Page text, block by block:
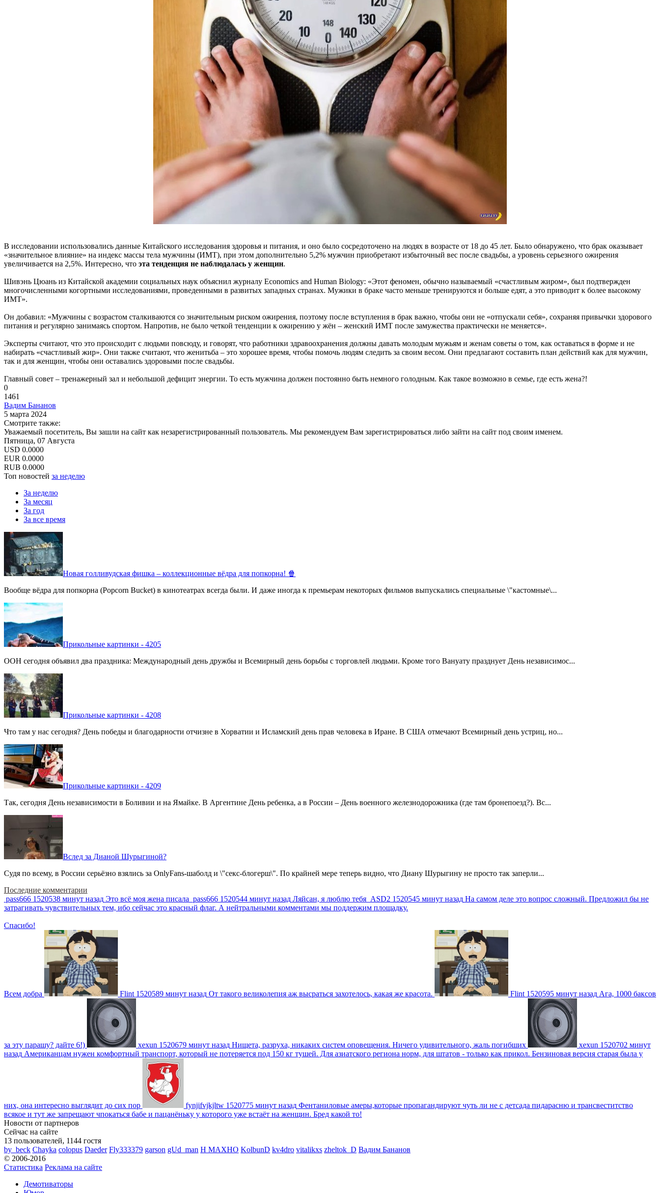
В исследовании использовались данные Китайского исследования здоровья и питания, и оно было сосредоточено на людях в возрасте от 18 до 45 лет. Было обнаружено, что брак оказывает
«значительное влияние» на индекс массы тела мужчины (ИМТ), при этом дополнительно 5,2% мужчин приобретают избыточный вес после свадьбы, а уровень серьезного ожирения
увеличивается на 2,5%. Интересно, что эта тенденция не наблюдалась у женщин.
Шивэнь Цюань из Китайской академии социальных наук объяснил журналу Economics and Human Biology: «Этот феномен, обычно называемый «счастливым жиром», был подтвержден
многочисленными когортными исследованиями, проведенными в развитых западных странах. Мужики в браке часто меньше тренируются и больше едят, а это приводит к более высокому
ИМТ».
Он добавил: «Мужчины с возрастом сталкиваются со значительным риском ожирения, поэтому после вступления в брак важно, чтобы они не «отпускали себя», сохраняя привычки здорового
питания и регулярно занимаясь спортом. Напротив, не было четкой тенденции к ожирению у жён – женский ИМТ после замужества практически не меняется».
Эксперты считают, что это происходит с людьми повсюду, и говорят, что работники здравоохранения должны давать молодым мужьям и женам советы о том, как оставаться в форме и не
набирать «счастливый жир». Они также считают, что женитьба – это хорошее время, чтобы помочь людям следить за своим весом. Они предлагают составить план действий как для мужчин,
так и для женщин, чтобы они оставались здоровыми после свадьбы.
Главный совет – тренажерный зал и небольшой дефицит энергии. То есть мужчина должен постоянно быть немного голодным. Как такое возможно в семье, где есть жена?!
0
1461
Вадим Бананов
5 марта 2024
Смотрите также:
Уважаемый посетитель, Вы зашли на сайт как незарегистрированный пользователь. Мы рекомендуем Вам зарегистрироваться либо зайти на сайт под своим именем.
Пятница, 07 Августа
USD 0.0000
EUR 0.0000
RUB 0.0000
Топ новостей за неделю
За неделю
За месяц
За год
За все время
Новая голливудская фишка – коллекционные вёдра для попкорна! 🍿
Вообще вёдра для попкорна (Popcorn Bucket) в кинотеатрах всегда были. И даже иногда к премьерам некоторых фильмов выпускались специальные \"кастомные\...
Прикольные картинки - 4205
ООН сегодня объявил два праздника: Международный день дружбы и Всемирный день борьбы с торговлей людьми. Кроме того Вануату празднует День независимос...
Прикольные картинки - 4208
Что там у нас сегодня? День победы и благодарности отчизне в Хорватии и Исламский день прав человека в Иране. В США отмечают Всемирный день устриц, но...
Прикольные картинки - 4209
Так, сегодня День независимости в Боливии и на Ямайке. В Аргентине День ребенка, а в России – День военного железнодорожника (где там бронепоезд?). Вс...
Вслед за Дианой Шурыгиной?
Судя по всему, в России серьёзно взялись за OnlyFans-шаболд и \"секс-блогерш\". По крайней мере теперь видно, что Диану Шурыгину не просто так заперли...
Последние комментарии
pass666 1520538 минут назад Это всё моя жена писала pass666 1520544 минут назад Ляйсан, я люблю тебя ASD2 1520545 минут назад На самом деле это вопрос сложный. Предложил бы не
затрагивать чувствительных тем, ибо сейчас это красный флаг. А нейтральными комментами мы поддержим площадку.
Спасибо!
Всем добра Flint 1520589 минут назад От такого великолепия аж высраться захотелось, какая же красота. Flint 1520595 минут назад Ага, 1000 баксов
за эту парашу? дайте 6!) xexun 1520679 минут назад Нищета, разруха, никаких систем оповещения. Ничего удивительного, жаль погибших xexun 1520702 минут
назад Американцам нужен комфортный транспорт, который не потеряется под 150 кг тушей. Для азиатского региона норм, для штатов - только как прикол. Бензиновая версия старая была у
них, она интересно выглядит до сих пор fynjifvjkjltw 1520775 минут назад Фентаниловые амеры,которые пропагандируют чуть ли не с детсада пидарасню и трансвеститство
всякое и тут же запрещают чпокаться бабе и пацанёньку у которого уже встаёт на женщин. Бред какой то!
Новости от партнеров
Сейчас на сайте
13 пользователей, 1144 гостя
by_beck Chayka colopus Daeder Fly333379 garson gUd_man H MAXHO KolbunD kv4dro vitalikxs zheltok_D Вадим Бананов
© 2006-2016
Статистика Реклама на сайте
Демотиваторы